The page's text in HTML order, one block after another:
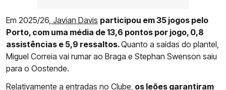
Em 2025/26, Javian Davis participou em 35 jogos pelo
Porto, com uma média de 13,6 pontos por jogo, 0,8
assistências e 5,9 ressaltos.Quanto a saídas do plantel,
Miguel Correia vai rumar ao Braga e Stephan Swenson saiu
para o Oostende.
Relativamente a entradas no Clube, os leões garantiram